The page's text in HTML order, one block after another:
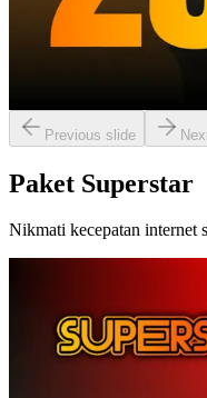
325.000
Previous slide
Paket Superstar
Nikmati kecepatan internet
Berlangganan+ Instalasi